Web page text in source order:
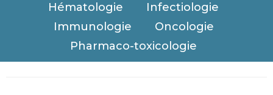
Hématologie
Infectiologie
Immunologie
Oncologie
Pharmaco-toxicologie